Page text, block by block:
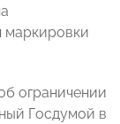
маркировки
ограничении
Госдумой в